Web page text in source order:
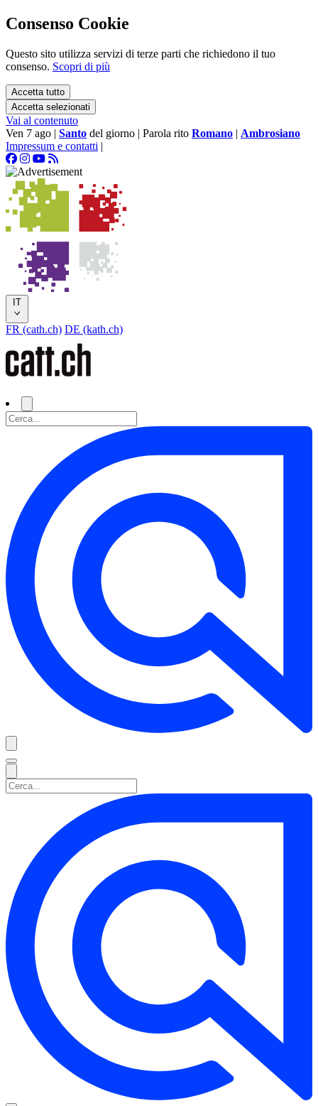
Consenso Cookie
Questo sito utilizza servizi di terze parti che richiedono il tuo
consenso. Scopri di più
Accetta tutto
Accetta selezionati
Vai al contenuto
Ven 7 ago | Santo del giorno | Parola rito Romano | Ambrosiano
Impressum e contatti |
IT
FR (cath.ch) DE (kath.ch)